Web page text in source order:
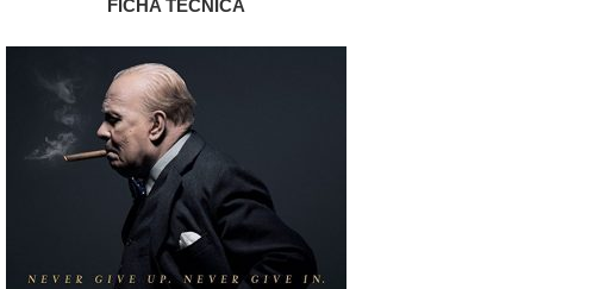
FICHA TÉCNICA